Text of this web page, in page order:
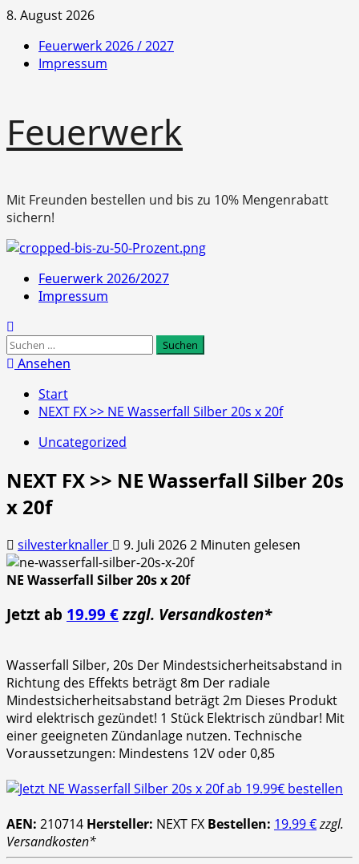
Zum
springen
8. August 2026
Feuerwerk 2026 / 2027
Impressum
Feuerwerk
Mit Freunden bestellen und bis zu 10% Mengenrabatt
sichern!
Primäres
Menü
Feuerwerk 2026/2027
Impressum
Suchen
nach:
Ansehen
Start
NEXT FX >> NE Wasserfall Silber 20s x 20f
Uncategorized
NEXT FX >> NE Wasserfall Silber 20s
x 20f
silvesterknaller 9. Juli 20262 Minuten gelesen
NE Wasserfall Silber 20s x 20f
Jetzt ab 19.99 € zzgl. Versandkosten*
Wasserfall Silber, 20s Der Mindestsicherheitsabstand in
Richtung des Effekts beträgt 8m Der radiale
Mindestsicherheitsabstand beträgt 2m Dieses Produkt
wird elektrisch gezündet! 1 Stück Elektrisch zündbar! Mit
einer geeigneten Zündanlage nutzen. Technische
Voraussetzungen: Mindestens 12V oder 0,85
AEN: 210714 Hersteller: NEXT FX Bestellen: 19.99 €zzgl.
Versandkosten*